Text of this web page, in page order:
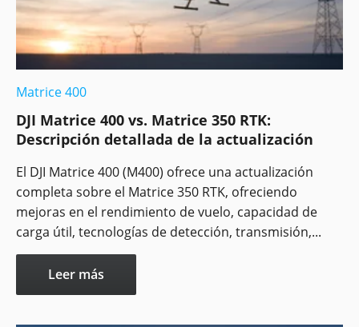
Matrice 400
DJI Matrice 400 vs. Matrice 350 RTK:
Descripción detallada de la actualización
El DJI Matrice 400 (M400) ofrece una actualización
completa sobre el Matrice 350 RTK, ofreciendo
mejoras en el rendimiento de vuelo, capacidad de
carga útil, tecnologías de detección, transmisión,...
Leer más